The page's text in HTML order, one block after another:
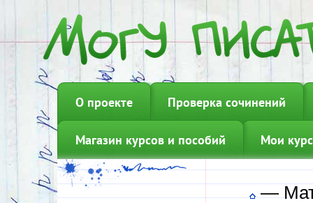
О проекте Проверка сочинений
Магазин курсов и пособий Мои
—